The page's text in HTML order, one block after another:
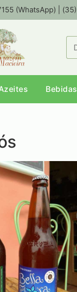
(WhatsApp) |
Bebidas